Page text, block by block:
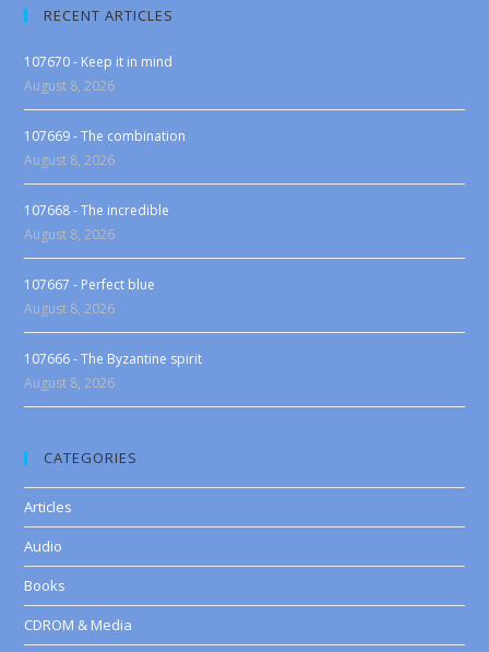
RECENT ARTICLES
107670 - Keep it in mind
August 8, 2026
107669 - The combination
August 8, 2026
107668 - The incredible
August 8, 2026
107667 - Perfect blue
August 8, 2026
107666 - The Byzantine spirit
August 8, 2026
CATEGORIES
Articles
Audio
Books
CDROM & Media